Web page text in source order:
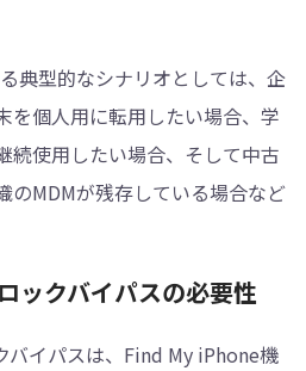
典型的なシナリオとしては、企
を個人用に転用したい場合、学
続使用したい場合、そして中古
のMDMが残存している場合など
ックバイパスの必要性
バイパスは、Find My iPhone機